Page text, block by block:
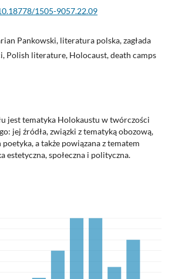
1505-9057.22.09
Pankowski, literatura polska, zagłada
Polish literature, Holocaust, death camps
jest tematyka Holokaustu w twórczości
jej źródła, związki z tematyką obozową,
a także powiązana z tematem
estetyczna, społeczna i polityczna.